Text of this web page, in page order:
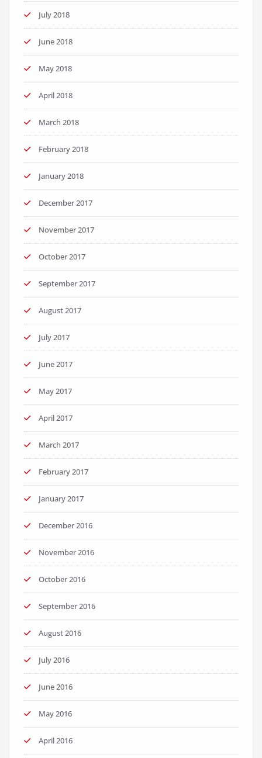
July 2018
June 2018
May 2018
April 2018
March 2018
February 2018
January 2018
December 2017
November 2017
October 2017
September 2017
August 2017
July 2017
June 2017
May 2017
April 2017
March 2017
February 2017
January 2017
December 2016
November 2016
October 2016
September 2016
August 2016
July 2016
June 2016
May 2016
April 2016